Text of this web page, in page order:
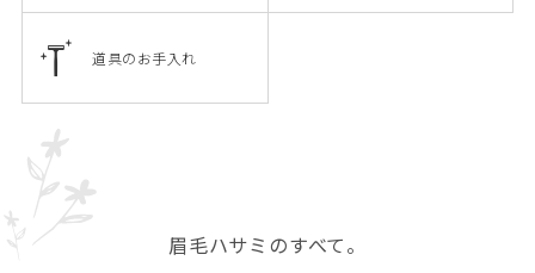
道具のお手入れ
眉毛ハサミのすべて。